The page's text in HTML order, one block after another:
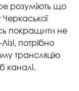
розуміють що
Черкаської
покращити не
потрібно
трансляцію
каналі.